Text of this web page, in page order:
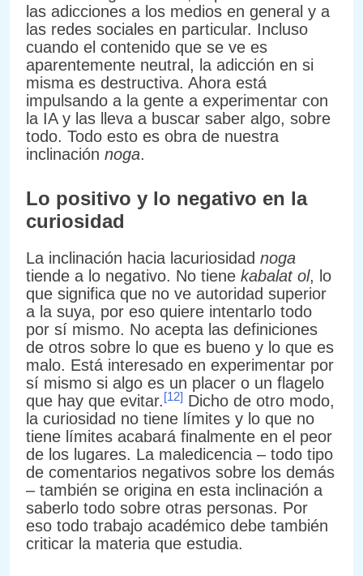
las adicciones a los medios en general y a
las redes sociales en particular. Incluso
cuando el contenido que se ve es
aparentemente neutral, la adicción en si
misma es destructiva. Ahora está
impulsando a la gente a experimentar con
la IA y las lleva a buscar saber algo, sobre
todo. Todo esto es obra de nuestra
inclinación noga.
Lo positivo y lo negativo en la
curiosidad
La inclinación hacia lacuriosidad noga
tiende a lo negativo. No tiene kabalat ol, lo
que significa que no ve autoridad superior
a la suya, por eso quiere intentarlo todo
por sí mismo. No acepta las definiciones
de otros sobre lo que es bueno y lo que es
malo. Está interesado en experimentar por
sí mismo si algo es un placer o un flagelo
que hay que evitar.[12] Dicho de otro modo,
la curiosidad no tiene límites y lo que no
tiene límites acabará finalmente en el peor
de los lugares. La maledicencia – todo tipo
de comentarios negativos sobre los demás
– también se origina en esta inclinación a
saberlo todo sobre otras personas. Por
eso todo trabajo académico debe también
criticar la materia que estudia.